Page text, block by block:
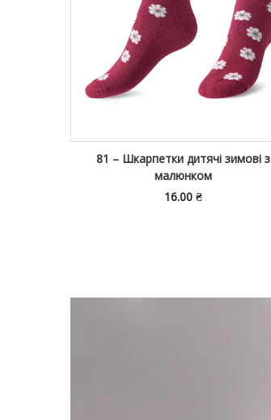
81 – Шкарпетки дитячі зимові з
малюнком
16.00 ₴